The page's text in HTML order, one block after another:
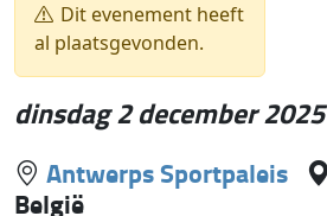
Dit evenement heeft
al plaatsgevonden.
dinsdag 2 december 2025
Antwerps Sportpaleis
België